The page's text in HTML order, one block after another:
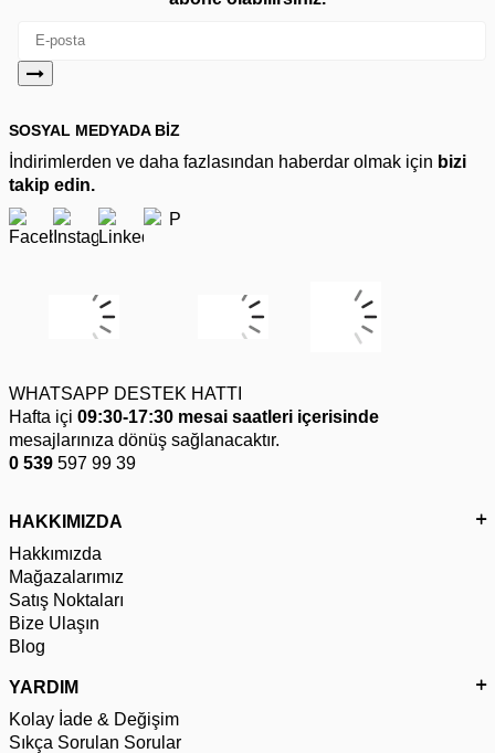
SOSYAL MEDYADA BİZ
İndirimlerden ve daha fazlasından haberdar olmak için bizi
takip edin.
WHATSAPP DESTEK HATTI
Hafta içi 09:30-17:30 mesai saatleri içerisinde
mesajlarınıza dönüş sağlanacaktır.
0 539 597 99 39
HAKKIMIZDA
Hakkımızda
Mağazalarımız
Satış Noktaları
Bize Ulaşın
Blog
YARDIM
Kolay İade & Değişim
Sıkça Sorulan Sorular